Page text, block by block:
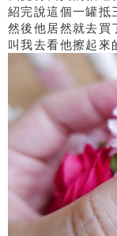
紹完說這個一罐抵
然後他居然就去買
叫我去看他擦起來